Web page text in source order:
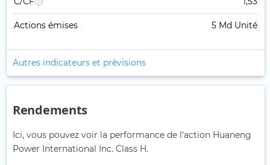
Actions émises 5 Md Unité
Autres indicateurs et prévisions
Rendements
Ici, vous pouvez voir la performance de l'action Huaneng
Power International Inc. Class H.